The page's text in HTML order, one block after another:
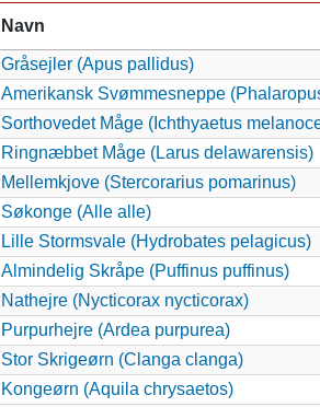
Navn
Gråsejler (Apus pallidus)
Amerikansk Svømmesneppe
Sorthovedet Måge (Ichthyaetus
Ringnæbbet Måge (Larus delawarensis)
Mellemkjove (Stercorarius pomarinus)
Søkonge (Alle alle)
Lille Stormsvale (Hydrobates pelagicus)
Almindelig Skråpe (Puffinus puffinus)
Nathejre (Nycticorax nycticorax)
Purpurhejre (Ardea purpurea)
Stor Skrigeørn (Clanga clanga)
Kongeørn (Aquila chrysaetos)